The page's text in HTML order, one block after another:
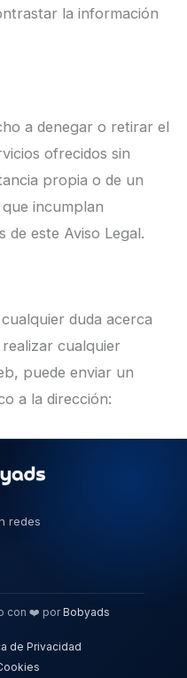
la información
a denegar o retirar el
ofrecidos sin
propia o de un
incumplan
de este Aviso Legal.
duda acerca
cualquier
puede enviar un
a la dirección:
redes
con ❤️ porBobyads
de Privacidad